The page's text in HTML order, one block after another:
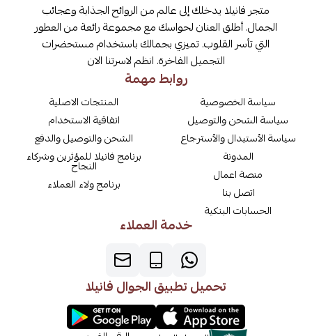
متجر فانيلا يدخلك إلى عالم من الروائح الجذابة وعجائب
الجمال. أطلق العنان لحواسك مع مجموعة رائعة من العطور
التي تأسر القلوب. تميزي بجمالك باستخدام مستحضرات
التجميل الفاخرة. انظم لاسرتنا الان
روابط مهمة
سياسة الخصوصية
سياسة الشحن والتوصيل
سياسة الأستبدال والأسترجاع
المدونة
منصة اعمال
اتصل بنا
الحسابات البنكية
المنتجات الاصلية
اتفاقية الاستخدام
الشحن والتوصيل والدفع
برنامج فانيلا للمؤثرين وشركاء
النجاح
برنامج ولاء العملاء
خدمة العملاء
تحميل تطبيق الجوال فانيلا